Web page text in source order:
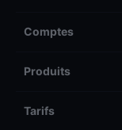
Comptes
Produits
Tarifs